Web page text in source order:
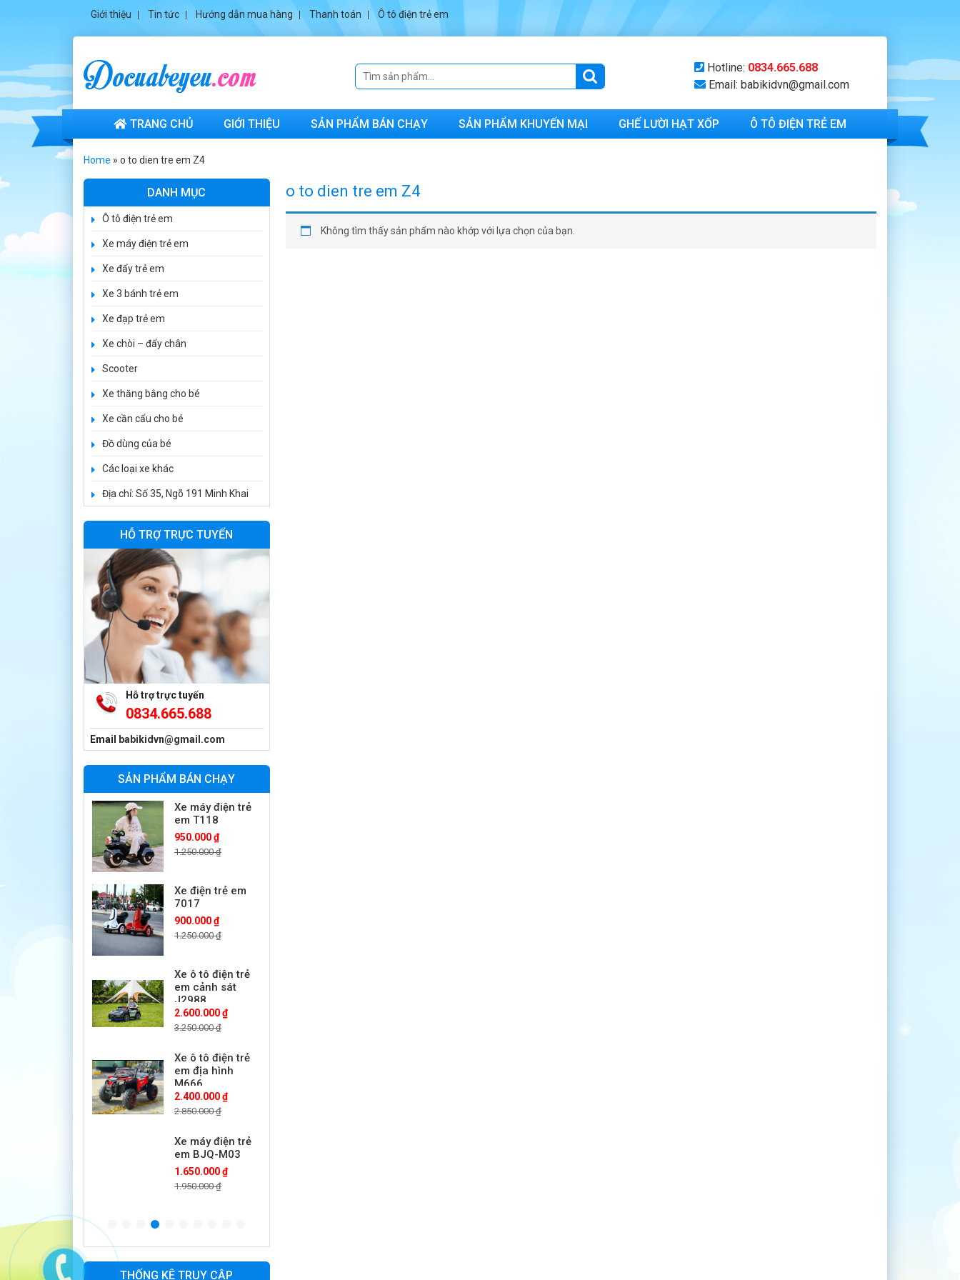
Giới thiệu Tin tức Hướng dẫn mua hàng Thanh toán Ô tô điện trẻ em
Hotline: 0834.665.688
Email: babikidvn@gmail.com
TRANG CHỦ GIỚI THIỆU SẢN PHẨM BÁN CHẠY SẢN PHẨM KHUYẾN MẠI GHẾ LƯỜI HẠT XỐP Ô TÔ ĐIỆN TRẺ EM
Home » o to dien tre em Z4
o to dien tre em Z4
Không tìm thấy sản phẩm nào khớp với lựa chọn của bạn.
DANH MỤC
Ô tô điện trẻ em
Xe máy điện trẻ em
Xe đẩy trẻ em
Xe 3 bánh trẻ em
Xe đạp trẻ em
Xe chòi – đẩy chân
Scooter
Xe thăng bằng cho bé
Xe cần cẩu cho bé
Đồ dùng của bé
Các loại xe khác
Địa chỉ: Số 35, Ngõ 191 Minh Khai
HỖ TRỢ TRỰC TUYẾN
Hỗ trợ trực tuyến
0834.665.688
Email babikidvn@gmail.com
SẢN PHẨM BÁN CHẠY
Xe ô tô điện trẻ
J2988
2.600.000 ₫
3.250.000 ₫
em địa hình
M666
Xe máy điện trẻ
1.950.000 ₫
Xe ô tô điện trẻ
1.530.000 ₫
1.950.000 ₫
trẻ em FE-188
520.000 ₫
Xe 3 bánh trẻ em
968
350.000 ₫
550.000 ₫
Xe máy điện trẻ
em vecpa XW02
950.000 ₫
1.250.000 ₫
em KS-518
900.000 ₫
1.250.000 ₫
Xe máy điện trẻ
em T118
950.000 ₫
1.250.000 ₫
Xe điện trẻ em
7017
900.000 ₫
1.250.000 ₫
Xe ô tô điện trẻ
em cảnh sát
J2988
2.600.000 ₫
3.250.000 ₫
Xe ô tô điện trẻ
em địa hình
M666
2.400.000 ₫
2.850.000 ₫
Xe máy điện trẻ
em BJQ-M03
1.650.000 ₫
1.950.000 ₫
1.950.000 ₫
THỐNG KÊ TRUY CẬP